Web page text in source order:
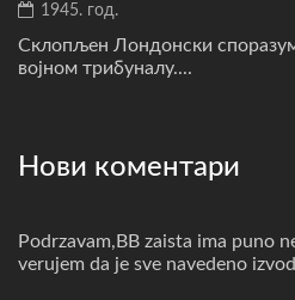
1945. год.
Склопљен Лондонски
војном трибуналу....
Нови коментари
Podrzavam,BB zaista ima puno
verujem da je sve navedeno